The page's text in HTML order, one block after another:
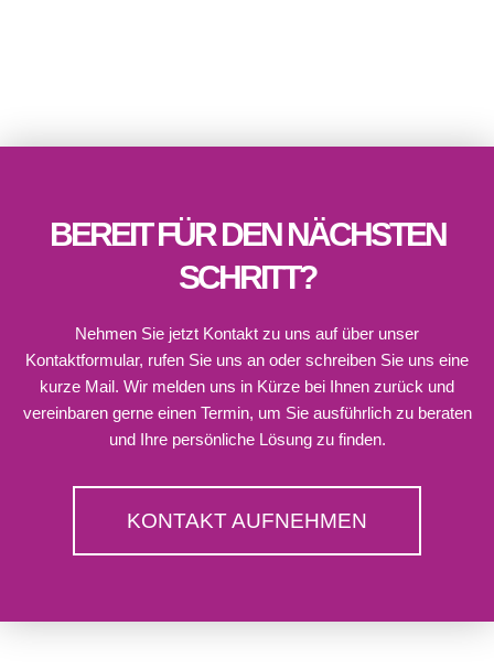
BEREIT FÜR DEN NÄCHSTEN
SCHRITT?
Nehmen Sie jetzt Kontakt zu uns auf über unser
Kontaktformular, rufen Sie uns an oder schreiben Sie uns eine
kurze Mail. Wir melden uns in Kürze bei Ihnen zurück und
vereinbaren gerne einen Termin, um Sie ausführlich zu beraten
und Ihre persönliche Lösung zu finden.
KONTAKT AUFNEHMEN